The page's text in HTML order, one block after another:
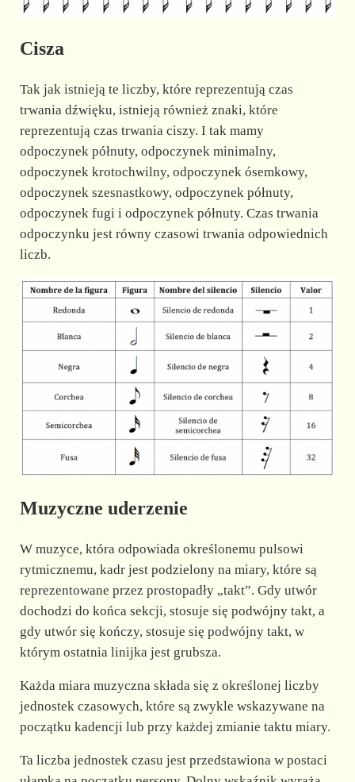
Cisza
Tak jak istnieją te liczby, które reprezentują czas
trwania dźwięku, istnieją również znaki, które
reprezentują czas trwania ciszy. I tak mamy
odpoczynek półnuty, odpoczynek minimalny,
odpoczynek krotochwilny, odpoczynek ósemkowy,
odpoczynek szesnastkowy, odpoczynek półnuty,
odpoczynek fugi i odpoczynek półnuty. Czas trwania
odpoczynku jest równy czasowi trwania odpowiednich
liczb.
Muzyczne uderzenie
W muzyce, która odpowiada określonemu pulsowi
rytmicznemu, kadr jest podzielony na miary, które są
reprezentowane przez prostopadły „takt”. Gdy utwór
dochodzi do końca sekcji, stosuje się podwójny takt, a
gdy utwór się kończy, stosuje się podwójny takt, w
którym ostatnia linijka jest grubsza.
Każda miara muzyczna składa się z określonej liczby
jednostek czasowych, które są zwykle wskazywane na
początku kadencji lub przy każdej zmianie taktu miary.
Ta liczba jednostek czasu jest przedstawiona w postaci